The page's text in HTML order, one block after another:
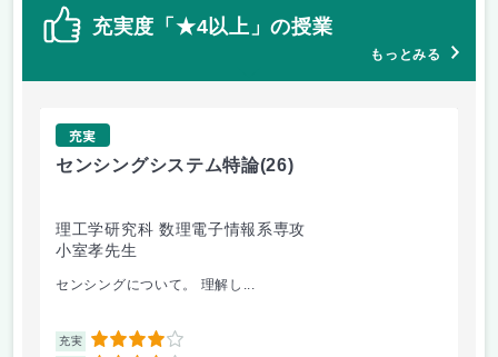
充実度「★4以上」の授業
もっとみる
充実
センシングシステム特論(26)
理工学研究科 数理電子情報系専攻
小室孝先生
センシングについて。 理解し...
充実 4